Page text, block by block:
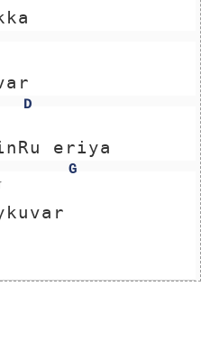
D
eriya
G